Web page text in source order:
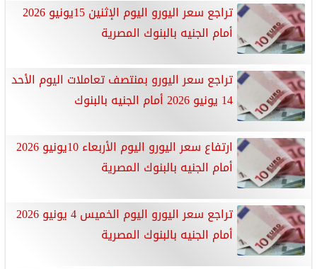
تراجع سعر اليورو اليوم الإثنين 15يونيو 2026
أمام الجنيه بالبنوك المصرية
تراجع سعر اليورو بمنتصف تعاملات اليوم الأحد
14 يونيو 2026 أمام الجنيه بالبنوك
ارتفاع سعر اليورو اليوم الأربعاء 10يونيو 2026
أمام الجنيه بالبنوك المصرية
تراجع سعر اليورو اليوم الخميس 4 يونيو 2026
أمام الجنيه بالبنوك المصرية